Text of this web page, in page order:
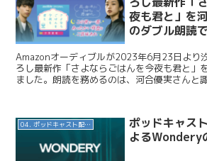
夜も君と」を
のダブル朗読
Amazonオーディブルが2023年6月23日より
ろし最新作「さよならごはんを今夜も君と」
ました。朗読を務めるのは、河合優実さんと
04. ポッドキャスト配信・制作等
ポッドキャス
よるWondery